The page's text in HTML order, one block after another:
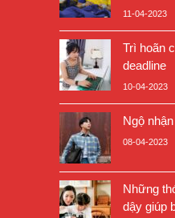
11-04-2023
Trì hoãn
deadline
10-04-2023
Ngộ
08-04-2023
Những
dậy giúp